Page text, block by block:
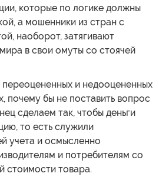
которые по логике должны
а мошенники из стран с
наоборот, затягивают
в свои омуты со стоячей
и недооцененных
почему бы не поставить вопрос
сделаем так, чтобы деньги
то есть служили
учета и осмысленно
и потребителям со
стоимости товара.